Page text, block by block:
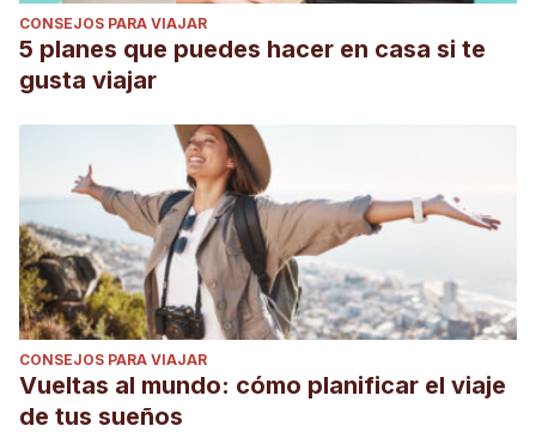
CONSEJOS PARA VIAJAR
5 planes que puedes hacer en casa si te
gusta viajar
CONSEJOS PARA VIAJAR
Vueltas al mundo: cómo planificar el viaje
de tus sueños